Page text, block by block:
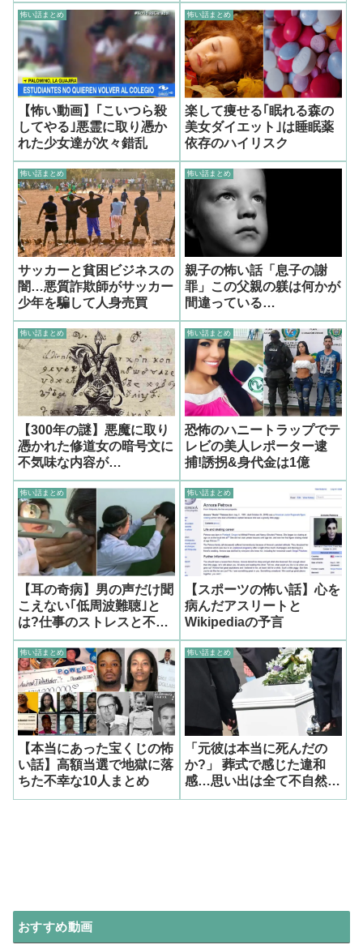
怖い話まとめ
【怖い動画】｢こいつら殺
してやる｣悪霊に取り憑か
れた少女達が次々錯乱
怖い話まとめ
楽して痩せる｢眠れる森の
美女ダイエット｣は睡眠薬
依存のハイリスク
怖い話まとめ
サッカーと貧困ビジネスの
闇…悪質詐欺師がサッカー
少年を騙して人身売買
怖い話まとめ
親子の怖い話「息子の謝
罪」この父親の躾は何かが
間違っている…
怖い話まとめ
【300年の謎】悪魔に取り
憑かれた修道女の暗号文に
不気味な内容が…
怖い話まとめ
恐怖のハニートラップでテ
レビの美人レポーター逮
捕!誘拐&身代金は1億
怖い話まとめ
【耳の奇病】男の声だけ聞
こえない｢低周波難聴｣と
は?仕事のストレスと不眠
が原因か?
怖い話まとめ
【スポーツの怖い話】心を
病んだアスリートと
Wikipediaの予言
怖い話まとめ
【本当にあった宝くじの怖
い話】高額当選で地獄に落
ちた不幸な10人まとめ
怖い話まとめ
「元彼は本当に死んだの
か?」 葬式で感じた違和
感…思い出は全て不自然だ
った
おすすめ動画